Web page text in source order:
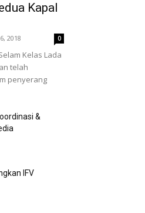
Kapal
2018 0
Kelas Lada
telah
penyerang
&
IFV